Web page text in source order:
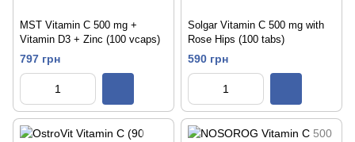
MST Vitamin C 500 mg +
Vitamin D3 + Zinc (100 vcaps)
797 грн
Solgar Vitamin C 500 mg with
Rose Hips (100 tabs)
590 грн